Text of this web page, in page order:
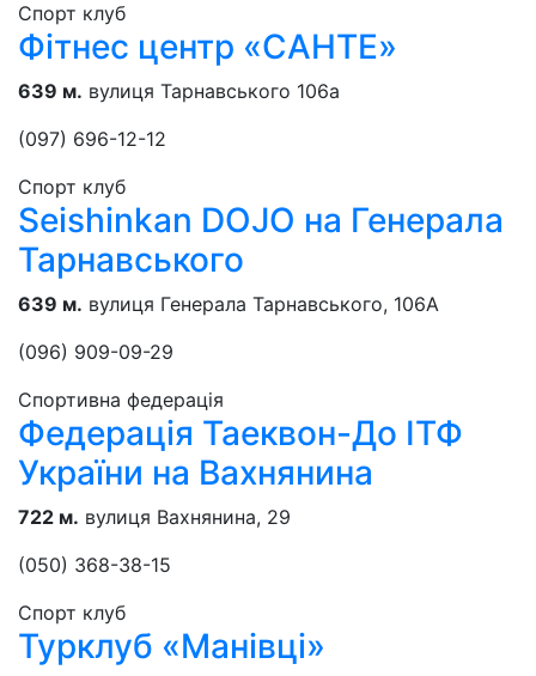
Спорт клуб
Фітнес центр «САНТЕ»
639 м. вулиця Тарнавського 106а
(097) 696-12-12
Спорт клуб
Seishinkan DOJO на Генерала
Тарнавського
639 м. вулиця Генерала Тарнавського, 106А
(096) 909-09-29
Спортивна федерація
Федерація Таеквон-До ІТФ
України на Вахнянина
722 м. вулиця Вахнянина, 29
(050) 368-38-15
Спорт клуб
Турклуб «Манівці»